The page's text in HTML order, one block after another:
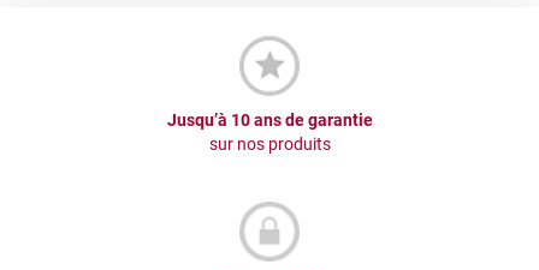
Jusqu’à 10 ans de garantie
sur nos produits